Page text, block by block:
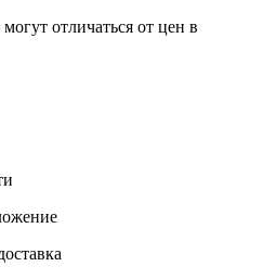
отличаться от цен в